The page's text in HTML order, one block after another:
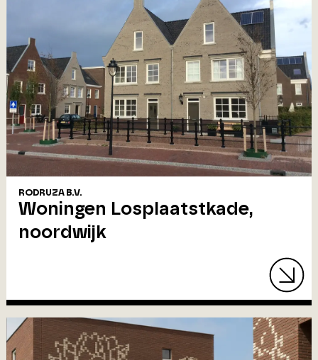
RODRUZA B.V.
Woningen Losplaatstkade,
noordwijk